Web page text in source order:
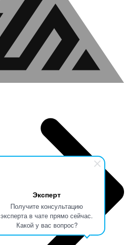
Эксперт
Получите консультацию
эксперта в чате прямо сейчас.
Какой у вас вопрос?